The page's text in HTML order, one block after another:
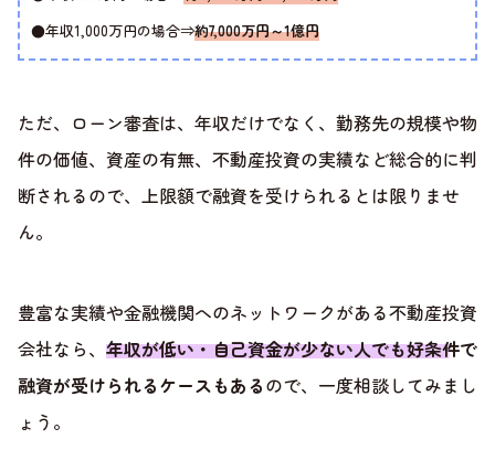
●年収1,000万円の場合⇒約7,000万円～1億円
ただ、ローン審査は、年収だけでなく、勤務先の規模や物
件の価値、資産の有無、不動産投資の実績など総合的に判
断されるので、上限額で融資を受けられるとは限りませ
ん。
豊富な実績や金融機関へのネットワークがある不動産投資
会社なら、 年収が低い・自己資金が少ない人でも好条件で
融資が受けられるケースもあるので、一度相談してみまし
ょう。